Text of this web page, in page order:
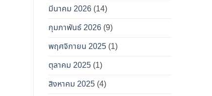
มีนาคม 2026 (14)
กุมภาพันธ์ 2026 (9)
พฤศจิกายน 2025 (1)
ตุลาคม 2025 (1)
สิงหาคม 2025 (4)